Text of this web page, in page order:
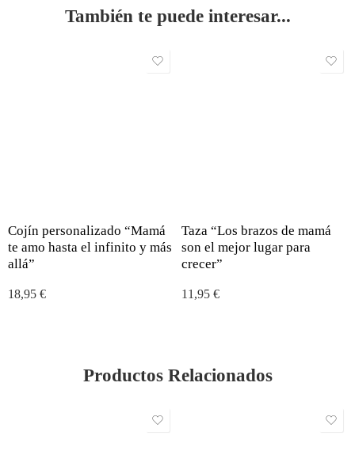
También te puede interesar...
Cojín personalizado “Mamá
te amo hasta el infinito y más
allá”
18,95 €
Taza “Los brazos de mamá
son el mejor lugar para
crecer”
11,95 €
Productos Relacionados